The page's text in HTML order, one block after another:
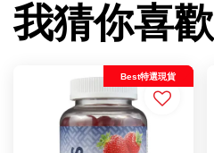
我猜你喜歡
Best特選現貨